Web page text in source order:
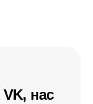
нас